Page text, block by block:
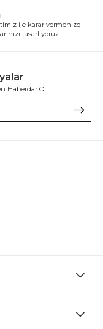
ile karar vermenize
tasarlıyoruz.
Haberdar Ol!